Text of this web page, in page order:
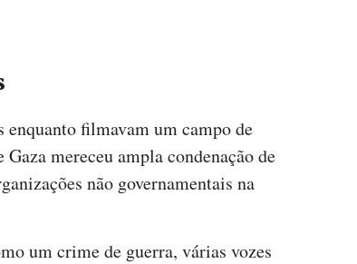
enquanto filmavam um campo de
mereceu ampla condenação de
não governamentais na
um crime de guerra, várias vozes